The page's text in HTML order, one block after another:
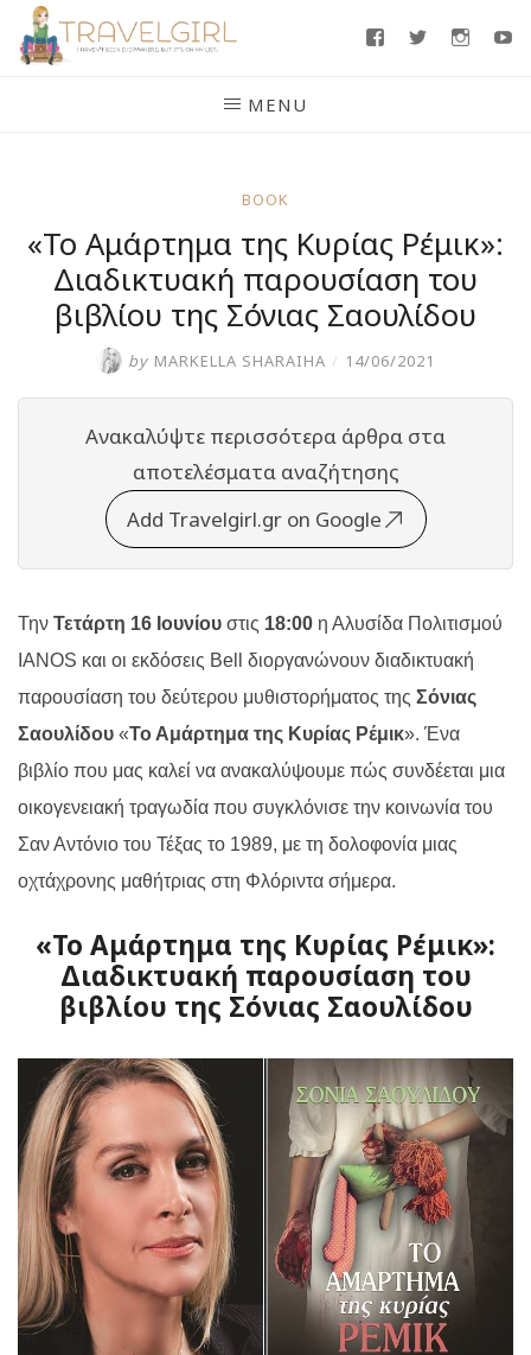
Skip
FacebookTwitter
MENU
BOOK
«Το Αμάρτημα της Κυρίας Ρέμικ»:
Διαδικτυακή παρουσίαση του
βιβλίου της Σόνιας Σαουλίδου
by MARKELLA SHARAIHA / 14/06/2021
Ανακαλύψτε περισσότερα άρθρα στα
αποτελέσματα αναζήτησης
Add Travelgirl.gr on Google
Την Τετάρτη 16 Ιουνίου στις 18:00 η Αλυσίδα Πολιτισμού
IANOS και οι εκδόσεις Bell
διοργανώνουν διαδικτυακή
παρουσίαση του δεύτερου μυθιστορήματος της Σόνιας
Σαουλίδου «Το Αμάρτημα της Κυρίας Ρέμικ». Ένα
βιβλίο που μας καλεί να ανακαλύψουμε πώς συνδέεται μια
οικογενειακή τραγωδία που συγκλόνισε την κοινωνία του
Σαν Αντόνιο του Τέξας το 1989, με τη δολοφονία μιας
οχτάχρονης μαθήτριας στη Φλόριντα σήμερα.
«Το Αμάρτημα της Κυρίας Ρέμικ»:
Διαδικτυακή παρουσίαση του
βιβλίου της Σόνιας Σαουλίδου